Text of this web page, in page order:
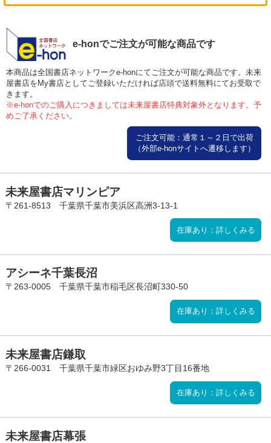
e-honでご注文が可能な商品です
本商品は全国書店ネットワークe-honにてご注文が可能な商品です。未来
屋書店をMy書店としてご登録いただければ店頭で送料無料にてお受取で
きます。
※e-honでのご購入につきましては未来屋書店特典対象外となります。予
めご了承ください。
ご注文可能：通常１～２日で出荷
（外部e-honサイトへ遷移します）
未来屋書店マリンピア
〒261-8513 千葉県千葉市美浜区高洲3-13-1
在庫あり：詳しくみる
アシーネ千葉長沼
〒263-0005 千葉県千葉市稲毛区長沼町330-50
在庫あり：詳しくみる
未来屋書店鎌取
〒266-0031 千葉県千葉市緑区おゆみ野3丁目16番地
在庫あり：詳しくみる
未来屋書店幕張